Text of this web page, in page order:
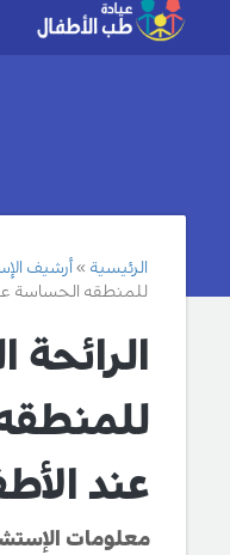
الرئيسية أرشيف
للمنطقه الحساسة
الرائحة
عند
معلومات